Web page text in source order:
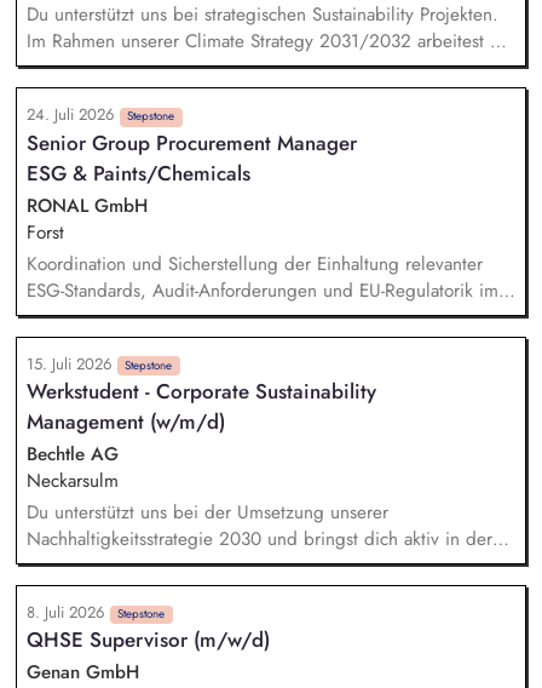
Du unterstützt uns bei strategischen Sustainability Projekten.
Im Rahmen unserer Climate Strategy 2031/2032 arbeitest Du
an möglichen CO2-Reduktionsmaßnahmen. Bei unserer Reise
auf dem Weg zur Corporate Sustainability Reporting-Directive
(CSRD) der EU erarbeitest Du KPI-Analysen und unterstützt
bei dem Facelift unseres Sustainability Reportings. Dabei
übernimmst Du konkret Verantwortung als Teilprojektleiter. Du
bist ein fester Teil des Teams bei unternehmensweiten
Initiativen wie dem UN Global Compact und arbeitest aktiv
an den Sustainable Development Goals der Vereinten
Nationen.
24. Juli 2026 Stepstone
Senior Group Procurement Manager
ESG & Paints/Chemicals
RONAL GmbH
Forst
Koordination und Sicherstellung der Einhaltung relevanter
ESG-Standards, Audit-Anforderungen und EU-Regulatorik im
Einkauf. Prüfung von Nachhaltigkeitsunterlagen, Zertifikaten
und Audit-Ergebnissen. Aufbau und Weiterentwicklung von
ESG-KPIs, Reportingstrukturen sowie Prozessen und
Systemen. Entwicklung und Umsetzung von Warengruppen-
und Lieferantenstrategien. Supply Chain Risikomanagement
inklusive Monitoring kritischer Rohstoffe, Kapazitäten,
Transportwege und Markttrends.
15. Juli 2026 Stepstone
Werkstudent - Corporate Sustainability
Management (w/m/d)
Bechtle AG
Neckarsulm
Du unterstützt uns bei der Umsetzung unserer
Nachhaltigkeitsstrategie 2030 und bringst dich aktiv in deren
Weiterentwicklung über alle Handlungsfelder hinweg ein.
Dabei arbeitest du an unterschiedlichen Initiativen und
Themen entlang unserer Nachhaltigkeitsdimensionen und
unterstützt bei der Integration nachhaltiger Ansätze in unsere
Unternehmensprozesse. Ein weiterer Schwerpunkt deiner
8. Juli 2026 Stepstone
QHSE Supervisor (m/w/d)
Genan GmbH